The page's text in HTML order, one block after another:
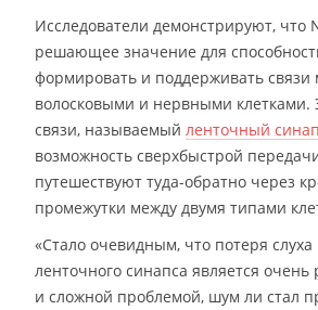
Исследователи демонстрируют, что
решающее значение для
формировать и поддерживать связи
волосковыми и нервными клетками.
связи, называемый ленточный
возможность сверхбыстрой
путешествуют туда-обратно через
промежутки между двумя типами
«Стало очевидным, что потеря
ленточного синапса является
и сложной проблемой, шум ли стал